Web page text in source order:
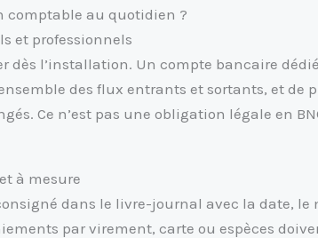
comptable au quotidien ?
et professionnels
dès l’installation. Un compte bancaire
des flux entrants et sortants, et de
Ce n’est pas une obligation légale en
à mesure
dans le livre-journal avec la date, le
par virement, carte ou espèces